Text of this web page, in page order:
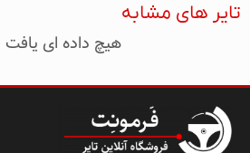
تایر های مشابه
هیچ داده ای